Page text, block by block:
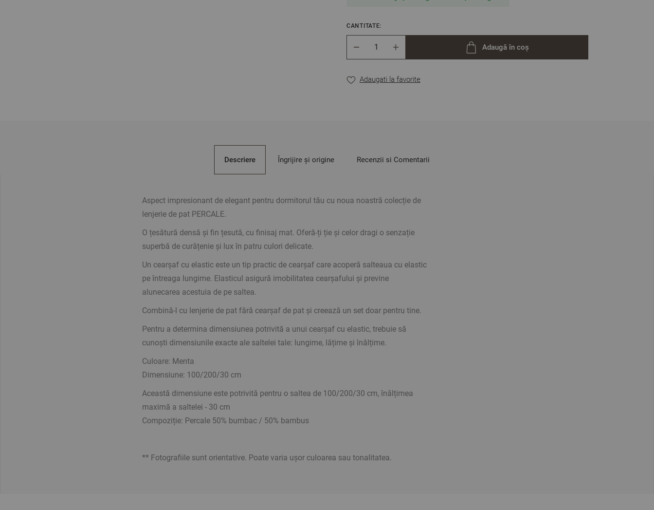
CANTITATE:
Adaugă în coș
Adaugati la favorite
Descriere
Aspect impresionant de elegant pentru dormitorul tău cu noua noastră colecție de
lenjerie de pat PERCALE.
O țesătură densă și fin țesută, cu finisaj mat. Oferă-ți ție și celor dragi o senzație
superbă de curățenie și lux în patru culori delicate.
Un cearșaf cu elastic este un tip practic de cearșaf care acoperă salteaua cu elastic
pe întreaga lungime. Elasticul asigură imobilitatea cearșafului și previne
alunecarea acestuia de pe saltea.
Combină-l cu lenjerie de pat fără cearșaf de pat și creează un set doar pentru tine.
Pentru a determina dimensiunea potrivită a unui cearșaf cu elastic, trebuie să
cunoști dimensiunile exacte ale saltelei tale: lungime, lățime și înălțime.
Culoare: Menta
Dimensiune: 100/200/30 cm
Această dimensiune este potrivită pentru o saltea de 100/200/30 cm, înălțimea
maximă a saltelei - 30 cm
Compoziție: Percale 50% bumbac / 50% bambus
** Fotografiile sunt orientative. Poate varia ușor culoarea sau tonalitatea.
Îngrijire și origine Recenzii si Comentarii